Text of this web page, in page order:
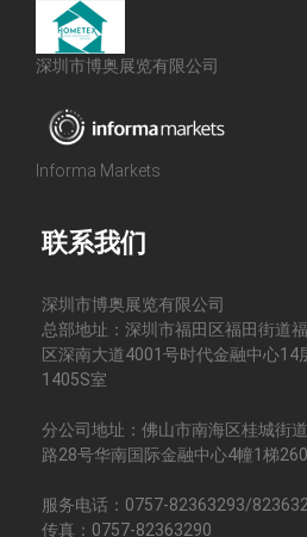
深圳市博奥展览有限公司
Informa Markets
联系我们
深圳市博奥展览有限公司
总部地址：深圳市福田区福田街道
区深南大道4001号时代金融中心14
1405S室
分公司地址：佛山市南海区桂城街
路28号华南国际金融中心4幢1梯
服务电话：0757-82363293/
传真：0757-82363290